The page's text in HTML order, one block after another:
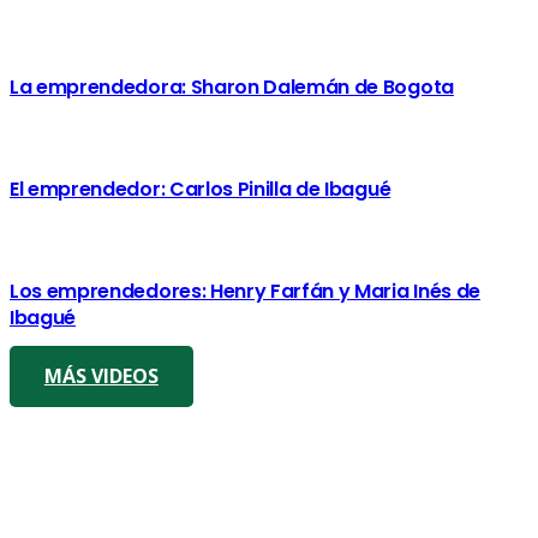
La emprendedora: Sharon Dalemán de Bogota
El emprendedor: Carlos Pinilla de Ibagué
Los emprendedores: Henry Farfán y Maria Inés de
Ibagué
MÁS VIDEOS